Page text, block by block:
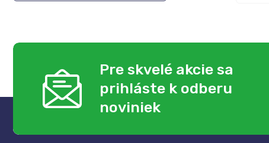
Pre skvelé akcie sa
prihláste k odberu
noviniek